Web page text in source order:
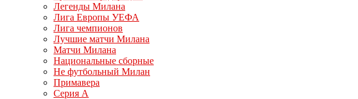
Легенды Милана
Лига Европы УЕФА
Лига чемпионов
Лучшие матчи Милана
Матчи Милана
Национальные сборные
Не футбольный Милан
Примавера
Серия А